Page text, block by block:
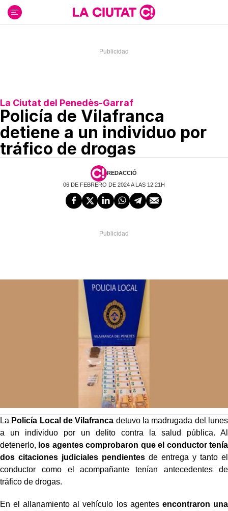
contenido
La Ciutat del Penedès-Garraf
Policía de Vilafranca
detiene a un individuo por
tráfico de drogas
REDACCIÓ
06 DE FEBRERO DE 2024 A LAS 12:21H
La Policía Local de Vilafranca detuvo la madrugada del lunes
a un individuo por un delito contra la salud pública. Al
detenerlo, los agentes comprobaron que el conductor tenía
dos citaciones judiciales pendientesde entrega y tanto el
conductor como el acompañante tenían antecedentes de
tráfico de drogas.
En el allanamiento al vehículo los agentes encontraron una